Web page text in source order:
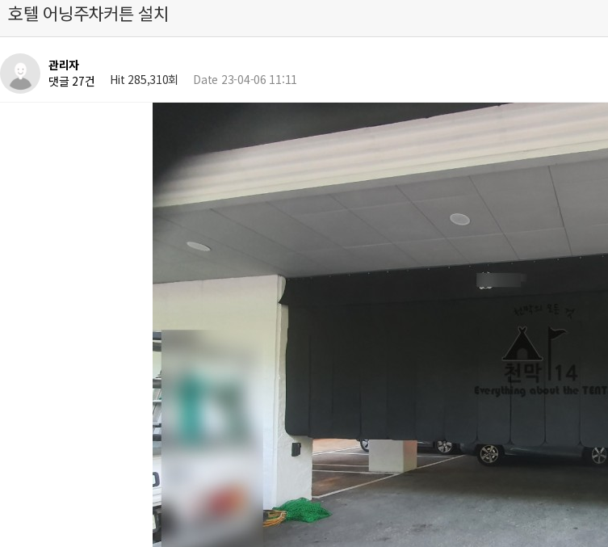
호텔 어닝주차커튼 설치
관리자
댓글 27건
Hit 285,310회 Date 23-04-06 11:11